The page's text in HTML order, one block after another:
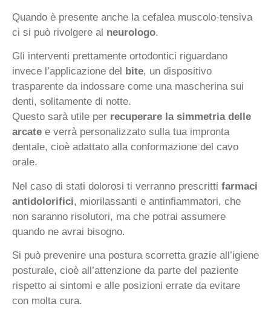
Quando è presente anche la cefalea muscolo-tensiva
ci si può rivolgere al neurologo.
Gli interventi prettamente ortodontici riguardano
invece l’applicazione del
bite, un dispositivo
trasparente da indossare come una mascherina sui
denti, solitamente di notte.
Questo sarà utile per recuperare la simmetria delle
arcate e verrà personalizzato sulla tua impronta
dentale, cioè adattato alla conformazione del cavo
orale.
Nel caso di stati dolorosi ti verranno prescritti farmaci
antidolorifici, miorilassanti e antinfiammatori, che
non saranno risolutori, ma che potrai assumere
quando ne avrai bisogno.
Si può prevenire una postura scorretta grazie all’igiene
posturale, cioè all’attenzione da parte del paziente
rispetto ai sintomi e alle posizioni errate da evitare
con molta cura.